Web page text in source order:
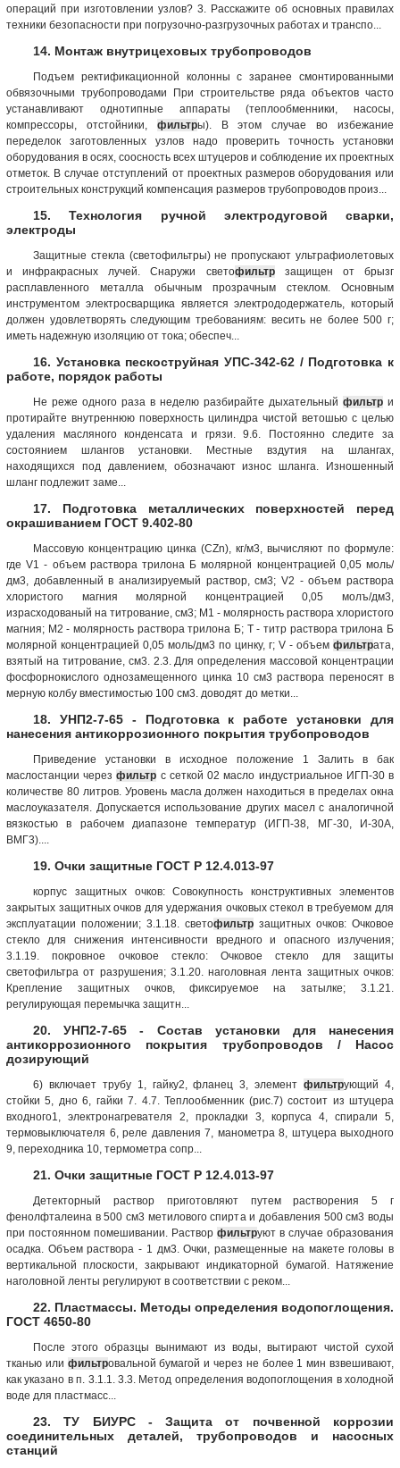
операций при изготовлении узлов? 3. Расскажите об основных правилах
техники безопасности при погрузочно-разгрузочных работах и транспо...
14. Монтаж внутрицеховых трубопроводов
Подъем ректификационной колонны с заранее смонтированными
обвязочными трубопроводами При строительстве ряда объектов часто
устанавливают однотипные аппараты (теплообменники, насосы,
компрессоры, отстойники, фильтры). В этом случае во избежание
переделок заготовленных узлов надо проверить точность установки
оборудования в осях, соосность всех штуцеров и соблюдение их проектных
отметок. В случае отступлений от проектных размеров оборудования или
строительных конструкций компенсация размеров трубопроводов произ...
15. Технология ручной электродуговой сварки,
электроды
Защитные стекла (светофильтры) не пропускают ультрафиолетовых
и инфракрасных лучей. Снаружи светофильтрзащищен от брызг
расплавленного металла обычным прозрачным стеклом. Основным
инструментом электросварщика является электрододержатель, который
должен удовлетворять следующим требованиям: весить не более 500 г;
иметь надежную изоляцию от тока; обеспеч...
16. Установка пескоструйная УПС-342-62 / Подготовка к
работе, порядок работы
Не реже одного раза в неделю разбирайте дыхательный фильтр и
протирайте внутреннюю поверхность цилиндра чистой ветошью с целью
удаления масляного конденсата и грязи. 9.6. Постоянно следите за
состоянием шлангов установки. Местные вздутия на шлангах,
находящихся под давлением, обозначают износ шланга. Изношенный
шланг подлежит заме...
17. Подготовка металлических поверхностей перед
окрашиванием ГОСТ 9.402-80
Массовую концентрацию цинка (CZn), кг/м3, вычисляют по формуле:
где V1 - объем раствора трилона Б молярной концентрацией 0,05 моль/
дм3, добавленный в анализируемый раствор, см3; V2 - объем раствора
хлористого магния молярной концентрацией 0,05 молъ/дм3,
израсходованый на титрование, см3; M1 - молярность раствора хлористого
магния; M2 - молярность раствора трилона Б; T - титр раствора трилона Б
молярной концентрацией 0,05 моль/дм3 по цинку, г; V - объем фильтрата,
взятый на титрование, см3. 2.3. Для определения массовой концентрации
фосфорнокислого однозамещенного цинка 10 см3 раствора переносят в
мерную колбу вместимостью 100 см3. доводят до метки...
18. УНП2-7-65 - Подготовка к работе установки для
нанесения антикоррозионного покрытия трубопроводов
Приведение установки в исходное положение 1 Залить в бак
маслостанции черезфильтр с сеткой 02 масло индустриальное ИГП-30 в
количестве 80 литров. Уровень масла должен находиться в пределах окна
маслоуказателя. Допускается использование других масел с аналогичной
вязкостью в рабочем диапазоне температур (ИГП-38, МГ-30, И-30А,
ВМГ3)....
19. Очки защитные ГОСТ Р 12.4.013-97
корпус защитных очков: Совокупность конструктивных элементов
закрытых защитных очков для удержания очковых стекол в требуемом для
эксплуатации положении; 3.1.18. светофильтр защитных очков: Очковое
стекло для снижения интенсивности вредного и опасного излучения;
3.1.19. покровное очковое стекло: Очковое стекло для защиты
светофильтра от разрушения; 3.1.20. наголовная лента защитных очков:
Крепление защитных очков, фиксируемое на затылке; 3.1.21.
регулирующая перемычка защитн...
20. УНП2-7-65 - Состав установки для нанесения
антикоррозионного покрытия трубопроводов / Насос
дозирующий
6) включает трубу 1, гайку2, фланец 3, элементфильтрующий 4,
стойки 5, дно 6, гайки 7. 4.7. Теплообменник (рис.7) состоит из штуцера
входного1, электронагревателя 2, прокладки 3, корпуса 4, спирали 5,
термовыключателя 6, реле давления 7, манометра 8, штуцера выходного
9, переходника 10, термометра сопр...
21. Очки защитные ГОСТ Р 12.4.013-97
Детекторный раствор приготовляют путем растворения 5 г
фенолфталеина в 500 см3 метилового спирта и добавления 500 см3 воды
при постоянном помешивании. Раствор фильтруют в случае образования
осадка. Объем раствора - 1 дм3. Очки, размещенные на макете головы в
вертикальной плоскости, закрывают индикаторной бумагой. Натяжение
наголовной ленты регулируют в соответствии с реком...
22. Пластмассы. Методы определения водопоглощения.
ГОСТ 4650-80
После этого образцы вынимают из воды, вытирают чистой сухой
тканью или фильтровальной бумагой и через не более 1 мин взвешивают,
как указано в п. 3.1.1. 3.3. Метод определения водопоглощения в холодной
воде для пластмасс...
23. ТУ БИУРС - Защита от почвенной коррозии
соединительных деталей, трубопроводов и насосных
станций